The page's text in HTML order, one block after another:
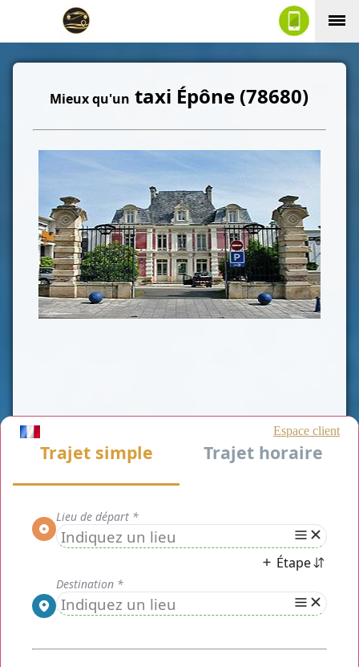
Mieux qu'un taxi Épône (78680)
Service de chauffeur privé taxi Épône (78680)
Chauffeur privé Parisest un moyen de transport de
personnes rapide et efficace tout en maîtrisant votre
budget. Notre prestation est une alternative aux taxis
. Nous
vous proposons notre service de
Nous pourrons, entre autre, réaliser vos transferts
aéroports et Gares, visite touristique, voyage d'affaire ou
sécurisant.